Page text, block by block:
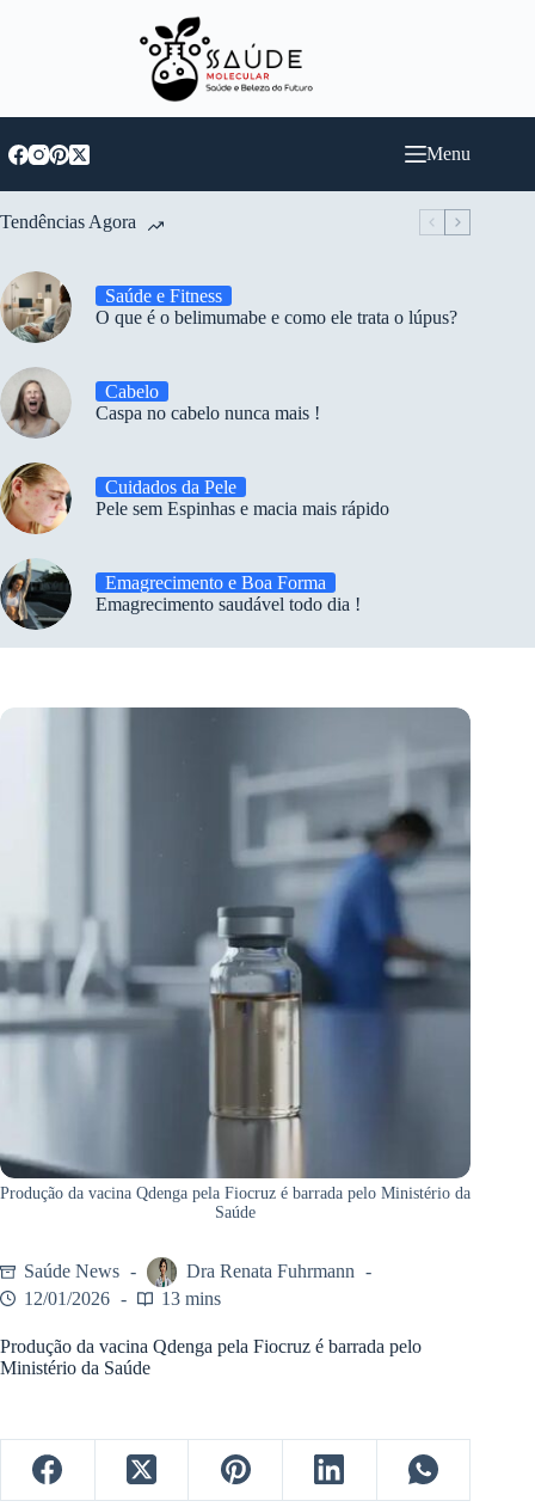
Menu
Tendências Agora
Saúde e Fitness
O que é o belimumabe e como ele trata o lúpus?
Cabelo
Caspa no cabelo nunca mais !
Cuidados da Pele
Pele sem Espinhas e macia mais rápido
Emagrecimento e Boa Forma
Emagrecimento saudável todo dia !
Produção da vacina Qdenga pela Fiocruz é barrada pelo Ministério da
Saúde
Saúde News
Dra Renata Fuhrmann
12/01/2026
13 mins
Produção da vacina Qdenga pela Fiocruz é barrada pelo
Ministério da Saúde